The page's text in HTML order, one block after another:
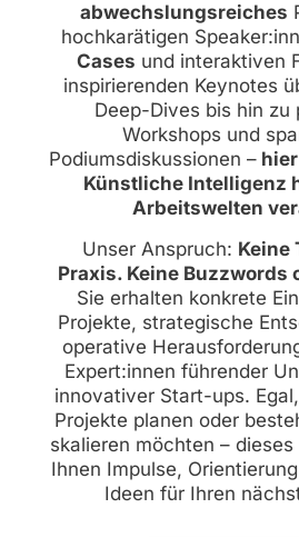
abwechslungsreiches
hochkarätigen
Cases und interaktiven
inspirierenden Keynotes
Deep-Dives bis hin zu
Workshops und
Podiumsdiskussionen –
Künstliche Intelligenz
Arbeitswelten
Unser Anspruch: Keine
Praxis. Keine Buzzwords
Sie erhalten konkrete
Projekte, strategische
operative
Expert:innen führender
innovativer Start-ups.
Projekte planen oder
skalieren möchten –
Ihnen Impulse,
Ideen für Ihren